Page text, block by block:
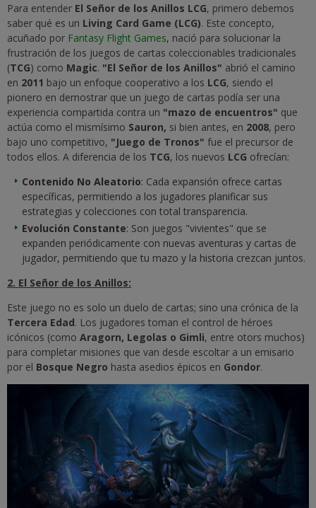
Para entender El Señor de los Anillos LCG, primero debemos
saber qué es un Living Card Game (LCG). Este concepto,
acuñado por Fantasy Flight Games, nació para solucionar la
frustración de los juegos de cartas coleccionables tradicionales
(TCG) como Magic. "El Señor de los Anillos" abrió el camino
en 2011 bajo un enfoque cooperativo a los LCG, siendo el
pionero en demostrar que un juego de cartas podía ser una
experiencia compartida contra un "mazo de encuentros" que
actúa como el mismísimo Sauron, si bien antes, en 2008, pero
bajo uno competitivo, "Juego de Tronos" fue el precursor de
todos ellos. A diferencia de los TCG, los nuevos LCG ofrecían:
Contenido No Aleatorio: Cada expansión ofrece cartas
específicas, permitiendo a los jugadores planificar sus
estrategias y colecciones con total transparencia.
Evolución Constante: Son juegos "vivientes" que se
expanden periódicamente con nuevas aventuras y cartas de
jugador, permitiendo que tu mazo y la historia crezcan juntos.
2. El Señor de los Anillos:
Este juego no es solo un duelo de cartas; sino una crónica de la
Tercera Edad. Los jugadores toman el control de héroes
icónicos (como Aragorn, Legolas o Gimli, entre otors muchos)
para completar misiones que van desde escoltar a un emisario
por el Bosque Negro hasta asedios épicos en Gondor.